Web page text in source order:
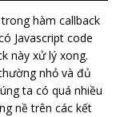
trong hàm callback
Javascript code
này xử lý xong.
nhỏ và đủ
ta có quá nhiều
nề trên các kết